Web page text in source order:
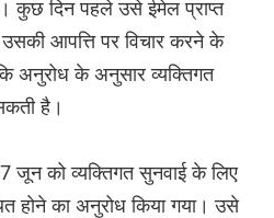
कुछ दिन पहले उसे ईमेल प्राप्त
आपत्ति पर विचार करने के
अनुरोध के अनुसार व्यक्तिगत
है।
जून को व्यक्तिगत सुनवाई के लिए
होने का अनुरोध किया गया। उसे